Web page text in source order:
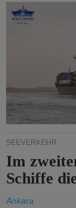
SEEVERKEHR
Im
Schiffe
Ankara